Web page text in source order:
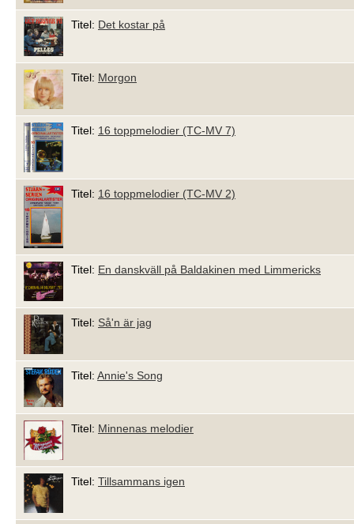
Titel: Det kostar på
Titel: Morgon
Titel: 16 toppmelodier (TC-MV 7)
Titel: 16 toppmelodier (TC-MV 2)
Titel: En danskväll på Baldakinen med Limmericks
Titel: Så'n är jag
Titel: Annie's Song
Titel: Minnenas melodier
Titel: Tillsammans igen